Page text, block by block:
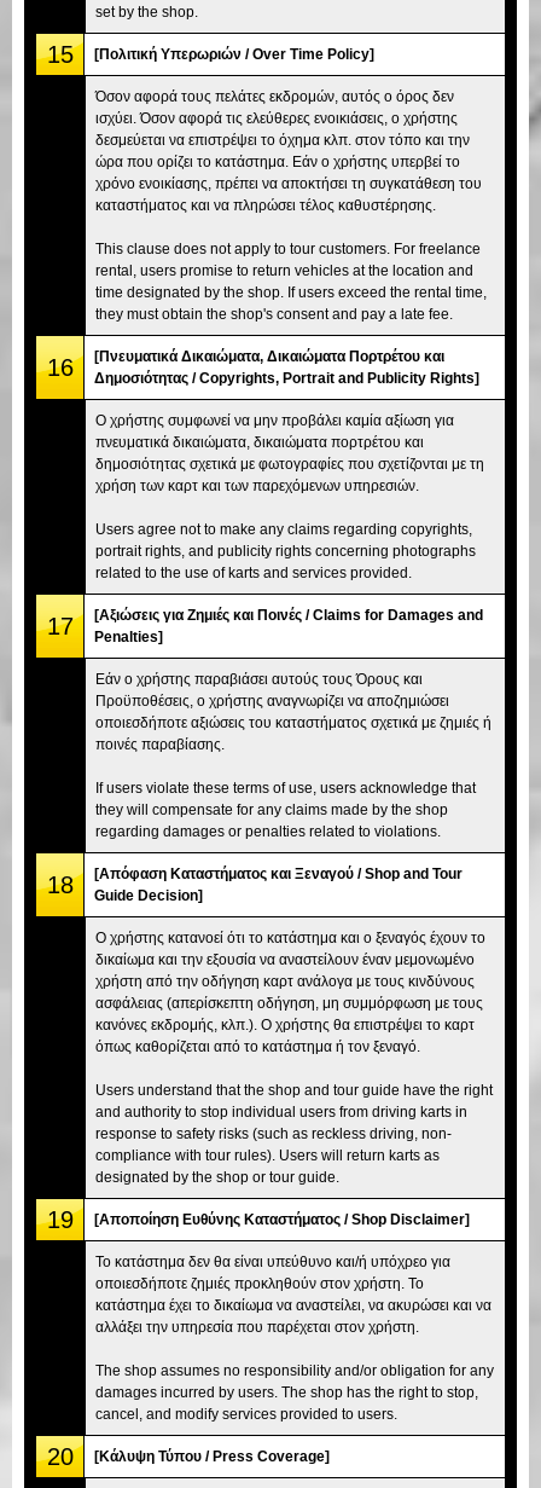
set by the shop.
15 [Πολιτική Υπερωριών / Over Time Policy]
Όσον αφορά τους πελάτες εκδρομών, αυτός ο όρος δεν
ισχύει. Όσον αφορά τις ελεύθερες ενοικιάσεις, ο χρήστης
δεσμεύεται να επιστρέψει το όχημα κλπ. στον τόπο και την
ώρα που ορίζει το κατάστημα. Εάν ο χρήστης υπερβεί το
χρόνο ενοικίασης, πρέπει να αποκτήσει τη συγκατάθεση του
καταστήματος και να πληρώσει τέλος καθυστέρησης.
This clause does not apply to tour customers. For freelance
rental, users promise to return vehicles at the location and
time designated by the shop. If users exceed the rental time,
they must obtain the shop's consent and pay a late fee.
16
[Πνευματικά Δικαιώματα, Δικαιώματα Πορτρέτου και
Δημοσιότητας / Copyrights, Portrait and Publicity Rights]
Ο χρήστης συμφωνεί να μην προβάλει καμία αξίωση για
πνευματικά δικαιώματα, δικαιώματα πορτρέτου και
δημοσιότητας σχετικά με φωτογραφίες που σχετίζονται με τη
χρήση των καρτ και των παρεχόμενων υπηρεσιών.
Users agree not to make any claims regarding copyrights,
portrait rights, and publicity rights concerning photographs
related to the use of karts and services provided.
17
[Αξιώσεις για Ζημιές και Ποινές / Claims for Damages and
Penalties]
Εάν ο χρήστης παραβιάσει αυτούς τους Όρους και
Προϋποθέσεις, ο χρήστης αναγνωρίζει να αποζημιώσει
οποιεσδήποτε αξιώσεις του καταστήματος σχετικά με ζημιές ή
ποινές παραβίασης.
If users violate these terms of use, users acknowledge that
they will compensate for any claims made by the shop
regarding damages or penalties related to violations.
18
[Απόφαση Καταστήματος και Ξεναγού / Shop and Tour
Guide Decision]
Ο χρήστης κατανοεί ότι το κατάστημα και ο ξεναγός έχουν το
δικαίωμα και την εξουσία να αναστείλουν έναν μεμονωμένο
χρήστη από την οδήγηση καρτ ανάλογα με τους κινδύνους
ασφάλειας (απερίσκεπτη οδήγηση, μη συμμόρφωση με τους
κανόνες εκδρομής, κλπ.). Ο χρήστης θα επιστρέψει το καρτ
όπως καθορίζεται από το κατάστημα ή τον ξεναγό.
Users understand that the shop and tour guide have the right
and authority to stop individual users from driving karts in
response to safety risks (such as reckless driving, non-
compliance with tour rules). Users will return karts as
designated by the shop or tour guide.
19 [Αποποίηση Ευθύνης Καταστήματος / Shop Disclaimer]
Το κατάστημα δεν θα είναι υπεύθυνο και/ή υπόχρεο για
οποιεσδήποτε ζημιές προκληθούν στον χρήστη. Το
κατάστημα έχει το δικαίωμα να αναστείλει, να ακυρώσει και να
αλλάξει την υπηρεσία που παρέχεται στον χρήστη.
The shop assumes no responsibility and/or obligation for any
damages incurred by users. The shop has the right to stop,
cancel, and modify services provided to users.
20 [Κάλυψη Τύπου / Press Coverage]